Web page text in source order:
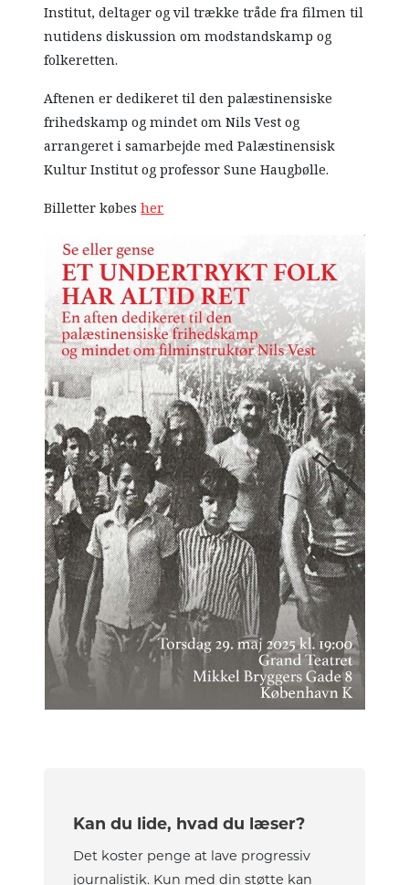
Institut, deltager og vil trække tråde fra filmen til
nutidens diskussion om modstandskamp og
folkeretten.
Aftenen er dedikeret til den palæstinensiske
frihedskamp og mindet om Nils Vest og
arrangeret i samarbejde med Palæstinensisk
Kultur Institut og professor Sune Haugbølle.
Billetter købesher
Kan du lide, hvad du læser?
Det koster penge at lave progressiv
journalistik. Kun med din støtte kan